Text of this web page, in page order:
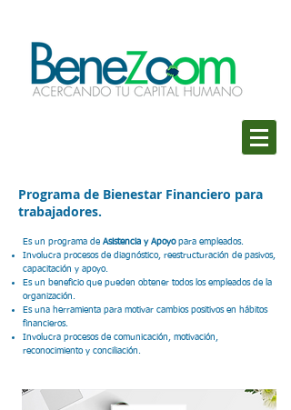
Programa de Bienestar Financiero para
trabajadores.
Es un programa de Asistencia y Apoyo para empleados.
Involucra procesos de diagnóstico, reestructuración de pasivos,
capacitación y apoyo.
Es un beneficio que pueden obtener todos los empleados de la
organización.
Es una herramienta para motivar cambios positivos en hábitos
financieros.
Involucra procesos de comunicación, motivación,
reconocimiento y conciliación.